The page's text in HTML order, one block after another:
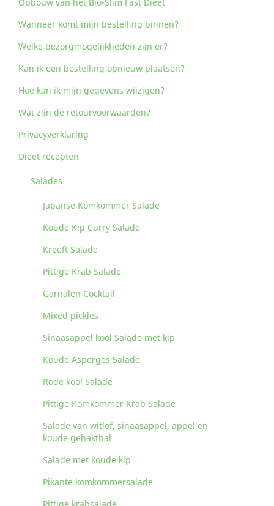
Wanneer komt mijn bestelling binnen?
Welke bezorgmogelijkheden zijn er?
Kan ik een bestelling opnieuw plaatsen?
Hoe kan ik mijn gegevens wijzigen?
Wat zijn de retourvoorwaarden?
Privacyverklaring
Dieet recepten
Salades
Japanse Komkommer Salade
Koude Kip Curry Salade
Kreeft Salade
Pittige Krab Salade
Garnalen Cocktail
Mixed pickles
Sinaasappel kool Salade met kip
Koude Asperges Salade
Rode kool Salade
Pittige Komkommer Krab Salade
Salade van witlof, sinaasappel, appel en
koude gehaktbal
Salade met koude kip
Pikante komkommersalade